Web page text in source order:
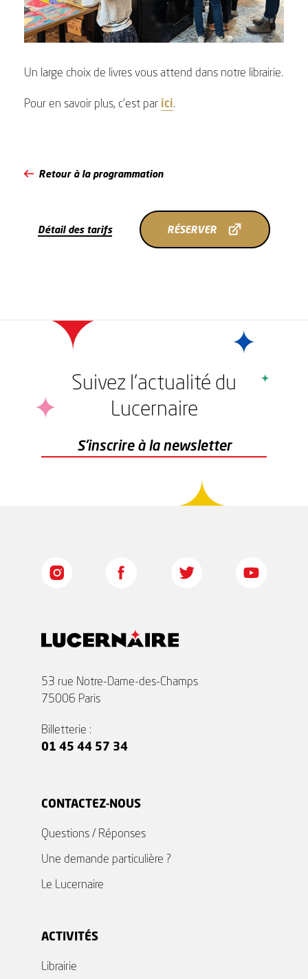
Détail des tarifs RÉSERVER
RÉSERVER
Un large choix de livres vous attend dans notre librairie.
Pour en savoir plus, c’est par ici.
Retour à la programmation
Suivez l'actualité du
Lucernaire
S'inscrire à la newsletter
53 rue Notre-Dame-des-Champs
75006 Paris
Billetterie :
01 45 44 57 34
CONTACTEZ-NOUS
Questions / Réponses
Une demande particulière ?
Le Lucernaire
ACTIVITÉS
Librairie